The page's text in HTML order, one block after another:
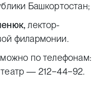
Башкортостан;
лектор-
филармонии.
по телефонам:
— 212−44−92.